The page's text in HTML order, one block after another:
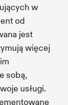
w
od
jest
więcej
sobą,
usługi.